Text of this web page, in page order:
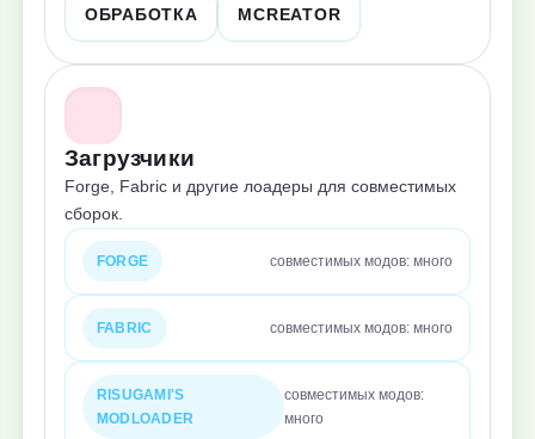
ОБРАБОТКА MCREATOR
Загрузчики
Forge, Fabric и другие лоадеры для совместимых
сборок.
FORGE совместимых модов: много
FABRIC совместимых модов: много
RISUGAMI'S
MODLOADER
совместимых модов:
много